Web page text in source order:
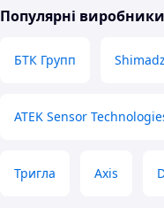
Популярні виробники
БТК Групп
ATEK Sensor
Тригла Axis